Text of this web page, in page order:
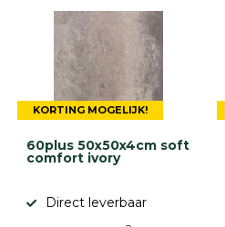
KORTING MOGELIJK!
60plus 50x50x4cm soft
comfort ivory
Direct leverbaar